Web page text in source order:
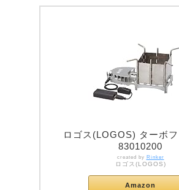
ロゴス(LOGOS) ターボ
83010200
created by Rinker
ロゴス(LOGOS)
Amazon